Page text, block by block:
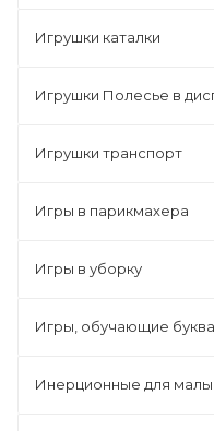
Игрушки каталки
Игрушки Полесье в
Игрушки транспорт
Игры в парикмахера
Игры в уборку
Игры, обучающие
Инерционные для